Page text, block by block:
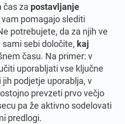
čas za postavljanje
vam pomagajo slediti
potrebujete, da za njih ve
sami sebi določite, kaj
času. Na primer: v
uporabljati vse ključne
podjetje uporablja, v
prevzeti prvo večjo
pa že aktivno sodelovati
predlogi.